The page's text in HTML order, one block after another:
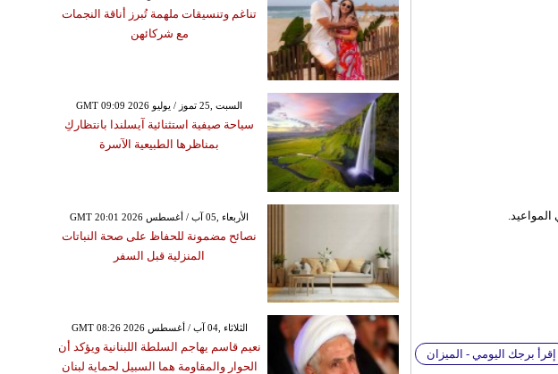
المواعيد.
إقرأ برجك اليومي - الميزان
تناغم وتنسيقات ملهمة تُبرز أناقة النجمات
مع شركائهن
GMT 09:09 2026 السبت ,25 تموز / يوليو
سياحة صيفية استثنائية آيسلندا بانتظاركِ
بمناظرها الطبيعية الآسرة
GMT 20:01 2026 الأربعاء ,05 آب / أغسطس
نصائح مضمونة للحفاظ على صحة النباتات
المنزلية قبل السفر
GMT 08:26 2026 الثلاثاء ,04 آب / أغسطس
نعيم قاسم يهاجم السلطة اللبنانية ويؤكد أن
الحوار والمقاومة هما السبيل لحماية لبنان